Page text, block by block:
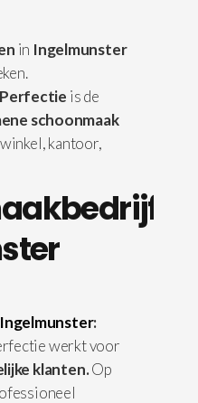
in Ingelmunster
is de
schoonmaak
kantoor,
:
werkt voor
klanten.Op